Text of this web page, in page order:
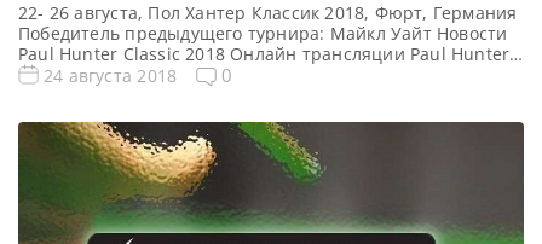
22- 26 августа, Пол Хантер Классик 2018, Фюрт, Германия
Победитель предыдущего турнира: Майкл Уайт Новости
Paul Hunter Classic 2018 Онлайн трансляции Paul Hunter
Classic 2018 Видео Paul Hunter Classic 2018 Турнирная
7 фреймов (до 4-х […]
24 августа 2018 0